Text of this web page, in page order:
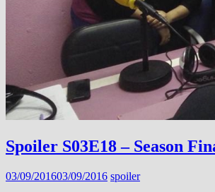
Spoiler S03E18 – Season
03/09/201603/09/2016 spoiler